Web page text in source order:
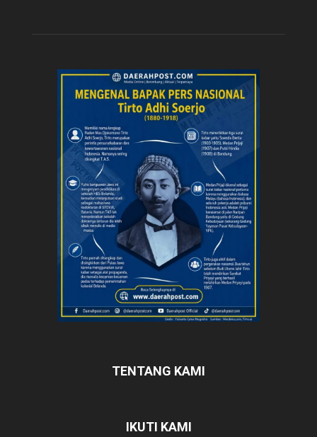
TENTANG KAMI
IKUTI KAMI